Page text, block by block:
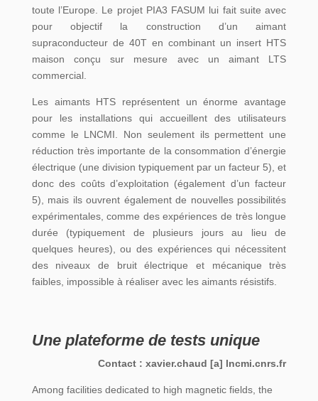
toute l’Europe. Le projet PIA3 FASUM lui fait suite avec
pour objectif la construction d’un aimant
supraconducteur de 40T en combinant un insert HTS
maison conçu sur mesure avec un aimant LTS
commercial.
Les aimants HTS représentent un énorme avantage
pour les installations qui accueillent des utilisateurs
comme le LNCMI. Non seulement ils permettent une
réduction très importante de la consommation d’énergie
électrique (une division typiquement par un facteur 5), et
donc des coûts d’exploitation (également d’un facteur
5), mais ils ouvrent également de nouvelles possibilités
expérimentales, comme des expériences de très longue
durée (typiquement de plusieurs jours au lieu de
quelques heures), ou des expériences qui nécessitent
des niveaux de bruit électrique et mécanique très
faibles, impossible à réaliser avec les aimants résistifs.
Une plateforme de tests unique
Contact : xavier.chaud [a] lncmi.cnrs.fr
Among facilities dedicated to high magnetic fields, the